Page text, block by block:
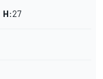
H:27